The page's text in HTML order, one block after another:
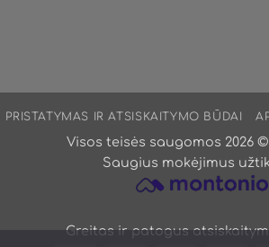
PRISTATYMAS IR ATSISKAITYMO BŪDAI
Visos teisės saugomos 2026 ©
Saugius mokėjimus
Greitas ir patogus